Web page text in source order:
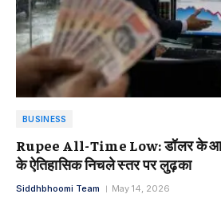
BUSINESS
Rupee All-Time Low: डॉलर के
के ऐतिहासिक निचले स्तर पर लुढ़का
Siddhbhoomi Team May 14, 2026